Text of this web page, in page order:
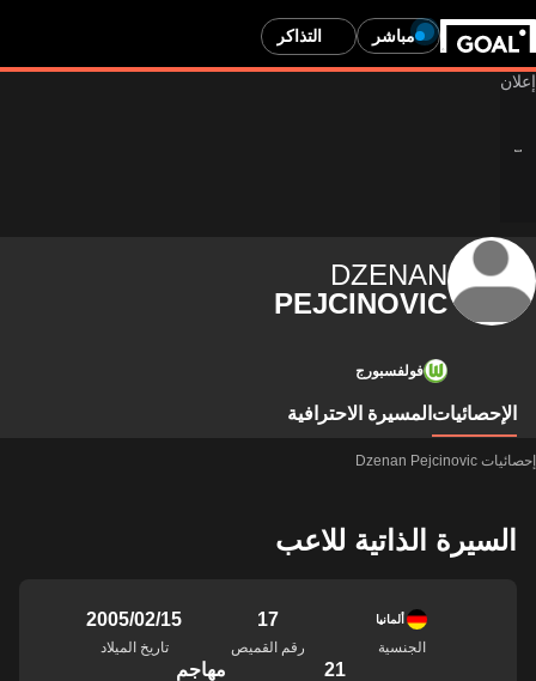
مباشر التذاكر
DZENAN
PEJCINOVIC
فولفسبورج
الإحصائيات المسيرة الاحترافية
إحصائيات Dzenan Pejcinovic
السيرة الذاتية للاعب
ألمانيا
الجنسية
17
رقم القميص
15‏/02‏/2005
تاريخ الميلاد
21 مهاجم